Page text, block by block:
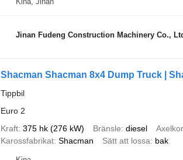
Jinan Fudeng Construction Machinery Co.,
Shacman Shacman 8x4 Dump Truck |
Tippbil
Euro 2
Kraft 375 hk (276 kW) Bränsle diesel
Karossfabrikat Shacman Sätt att lossa bak